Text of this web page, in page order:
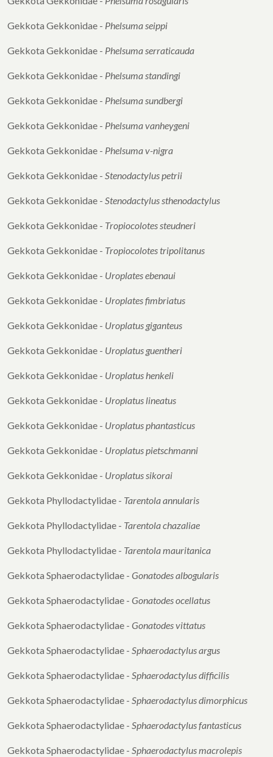
Gekkota Gekkonidae - Phelsuma seippi
Gekkota Gekkonidae - Phelsuma serraticauda
Gekkota Gekkonidae - Phelsuma standingi
Gekkota Gekkonidae - Phelsuma sundbergi
Gekkota Gekkonidae - Phelsuma vanheygeni
Gekkota Gekkonidae - Phelsuma v-nigra
Gekkota Gekkonidae - Stenodactylus petrii
Gekkota Gekkonidae - Stenodactylus sthenodactylus
Gekkota Gekkonidae - Tropiocolotes steudneri
Gekkota Gekkonidae - Tropiocolotes tripolitanus
Gekkota Gekkonidae - Uroplates ebenaui
Gekkota Gekkonidae - Uroplates fimbriatus
Gekkota Gekkonidae - Uroplatus giganteus
Gekkota Gekkonidae - Uroplatus guentheri
Gekkota Gekkonidae - Uroplatus henkeli
Gekkota Gekkonidae - Uroplatus lineatus
Gekkota Gekkonidae - Uroplatus phantasticus
Gekkota Gekkonidae - Uroplatus pietschmanni
Gekkota Gekkonidae - Uroplatus sikorai
Gekkota Phyllodactylidae - Tarentola annularis
Gekkota Phyllodactylidae - Tarentola chazaliae
Gekkota Phyllodactylidae - Tarentola mauritanica
Gekkota Sphaerodactylidae - Gonatodes albogularis
Gekkota Sphaerodactylidae - Gonatodes ocellatus
Gekkota Sphaerodactylidae - Gonatodes vittatus
Gekkota Sphaerodactylidae - Sphaerodactylus argus
Gekkota Sphaerodactylidae - Sphaerodactylusdifficilis
Gekkota Sphaerodactylidae - Sphaerodactylusdimorphicus
Gekkota Sphaerodactylidae - Sphaerodactylusfantasticus
Gekkota Sphaerodactylidae - Sphaerodactylus macrolepis